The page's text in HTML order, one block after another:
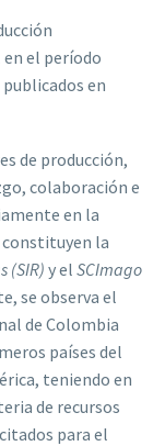
el período
en
de producción,
colaboración e
en la
la
(SIR)y el SCImago
se observa el
de Colombia
países del
teniendo en
de recursos
para el